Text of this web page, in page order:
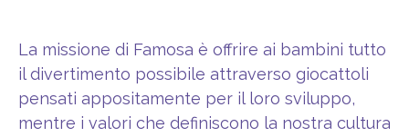
La missione di Famosa è offrire ai bambini tutto
il divertimento possibile attraverso giocattoli
pensati appositamente per il loro sviluppo,
mentre i valori che definiscono la nostra cultura